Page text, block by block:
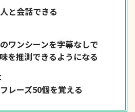
と会話できる
ワンシーンを字幕なしで
を推測できるようになる
レーズ50個を覚える